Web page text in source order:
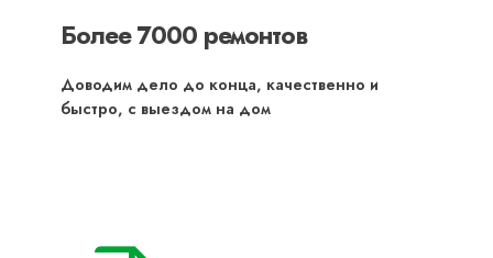
Более 7000 ремонтов
Доводим дело до конца, качественно и
быстро, с выездом на дом